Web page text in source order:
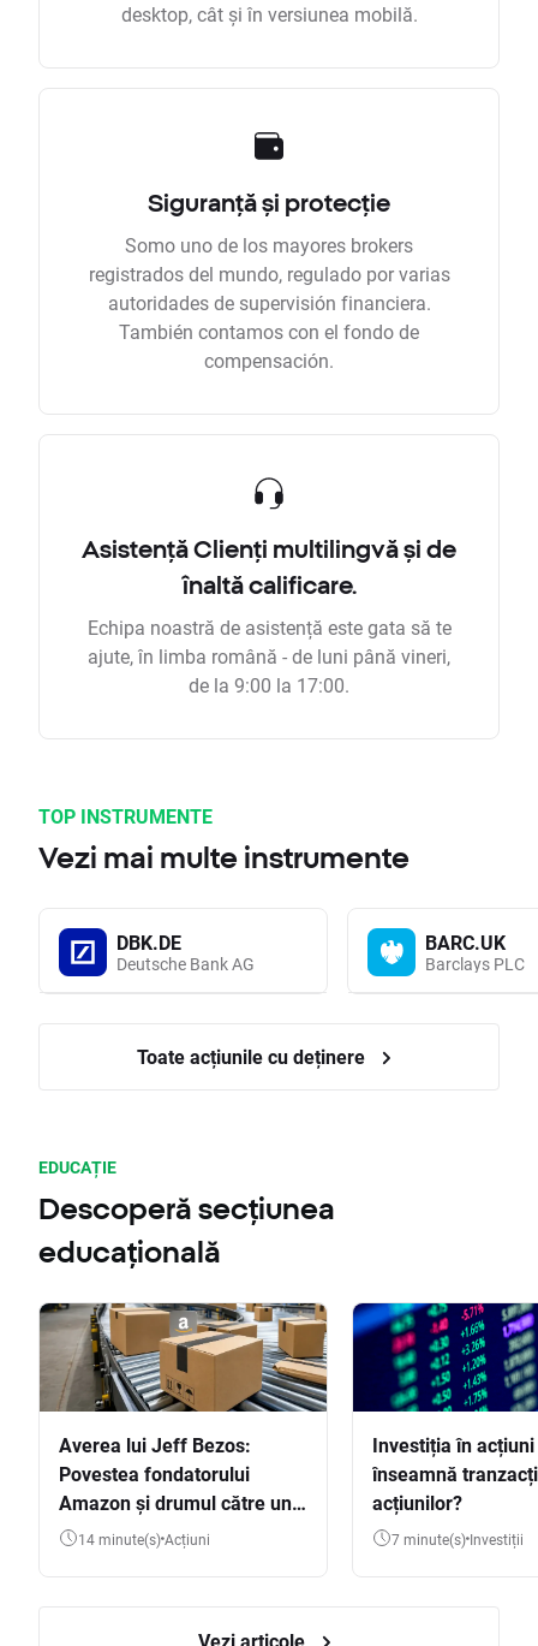
desktop, cât și în versiunea mobilă.
Siguranță și protecție
Somo uno de los mayores brokers
registrados del mundo, regulado por varias
autoridades de supervisión financiera.
También contamos con el fondo de
compensación.
Asistență Clienți multilingvă și de
înaltă calificare.
Echipa noastră de asistență este gata să te
ajute, în limba română - de luni până vineri,
de la 9:00 la 17:00.
TOP INSTRUMENTE
Vezi mai multe instrumente
DBK.DE
Deutsche Bank AG
BARC.UK
Barclays PLC
Toate acțiunile cu deținere
EDUCAȚIE
Descoperă secțiunea
educațională
Averea lui Jeff Bezos:
Povestea fondatorului
Amazon și drumul către una
dintre cele mai mari averi
14 minute(s) Acțiuni
Investiția în
înseamnă
acțiunilor?
7 minute(s) Investiții